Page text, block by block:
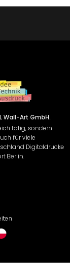
Wall-Art GmbH.
tätig, sondern
für viele
Digitaldrucke
Berlin.